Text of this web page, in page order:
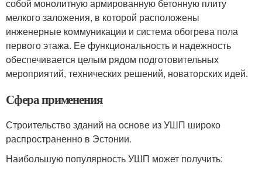
собой монолитную армированную бетонную плиту
мелкого заложения, в которой расположены
инженерные коммуникации и система обогрева пола
первого этажа. Ее функциональность и надежность
обеспечивается целым рядом подготовительных
мероприятий, технических решений, новаторских идей.
Сфера применения
Строительство зданий на основе из УШП широко
распространенно в Эстонии.
Наибольшую популярность УШП может получить: